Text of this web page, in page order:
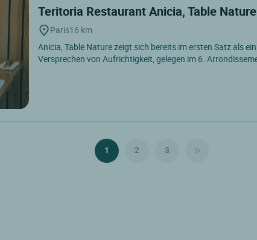
Teritoria Restaurant Anicia, Table Nature
Paris16 km
Anicia, Table Nature zeigt sich bereits im ersten Satz als ein
Versprechen von Aufrichtigkeit, gelegen im 6.
1 2 3